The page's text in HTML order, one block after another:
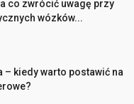
co zwrócić uwagę przy
wózków...
– kiedy warto postawić na